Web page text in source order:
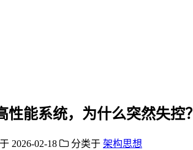
性能系统，为什么突然失控？
2026-02-18 分类于 架构思想